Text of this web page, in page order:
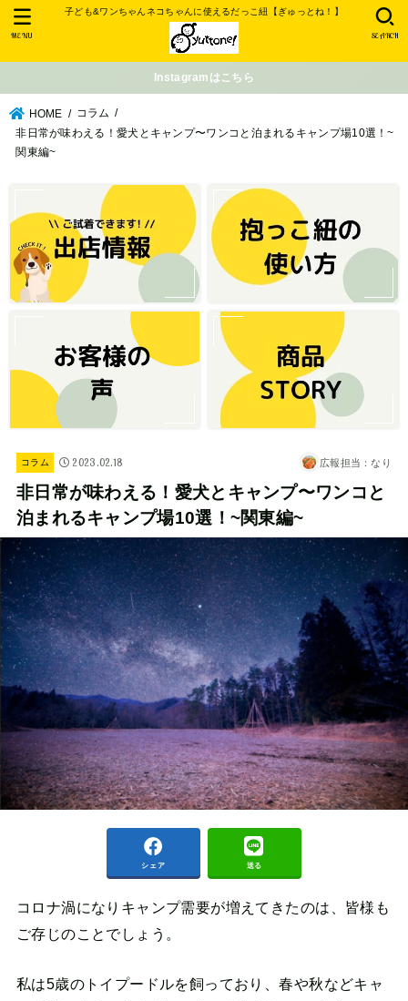
子ども&ワンちゃんネコちゃんに使えるだっこ紐【ぎゅっとね！】
SEARCH
MENU
Instagramはこちら
HOME
コラム
非日常が味わえる！愛犬とキャンプ〜ワンコと泊まれるキャンプ場10選！~
関東編~
コラム 2023.02.18 広報担当：なり
非日常が味わえる！愛犬とキャンプ〜ワンコと
泊まれるキャンプ場10選！~関東編~
シェア 送る
コロナ渦になりキャンプ需要が増えてきたのは、皆様も
ご存じのことでしょう。
私は5歳のトイプードルを飼っており、春や秋などキャ